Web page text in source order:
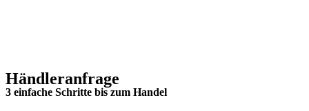
Händleranfrage
3 einfache Schritte bis zum Handel